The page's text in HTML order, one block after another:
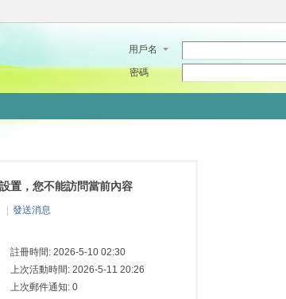
用戶名
密碼
置，您不能訪問當前內容
發送消息
註冊時間: 2026-5-10 02:30
上次活動時間: 2026-5-11 20:26
上次郵件通知: 0